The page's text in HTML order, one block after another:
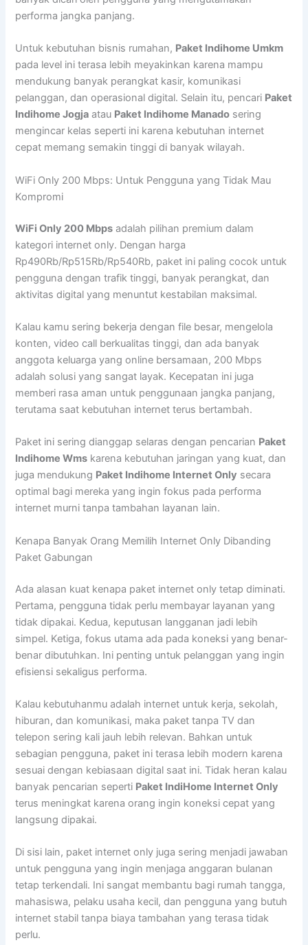
performa jangka panjang.
Untuk kebutuhan bisnis rumahan, Paket Indihome Umkm
pada level ini terasa lebih meyakinkan karena mampu
mendukung banyak perangkat kasir, komunikasi
pelanggan, dan operasional digital. Selain itu, pencari Paket
Indihome Jogja atau Paket Indihome Manado sering
mengincar kelas seperti ini karena kebutuhan internet
cepat memang semakin tinggi di banyak wilayah.
WiFi Only 200 Mbps: Untuk Pengguna yang Tidak Mau
Kompromi
WiFi Only 200 Mbps adalah pilihan premium dalam
kategori internet only. Dengan harga
Rp490Rb/Rp515Rb/Rp540Rb, paket ini paling cocok untuk
pengguna dengan trafik tinggi, banyak perangkat, dan
aktivitas digital yang menuntut kestabilan maksimal.
Kalau kamu sering bekerja dengan file besar, mengelola
konten, video call berkualitas tinggi, dan ada banyak
anggota keluarga yang online bersamaan, 200 Mbps
adalah solusi yang sangat layak. Kecepatan ini juga
memberi rasa aman untuk penggunaan jangka panjang,
terutama saat kebutuhan internet terus bertambah.
Paket ini sering dianggap selaras dengan pencarian Paket
Indihome Wms karena kebutuhan jaringan yang kuat, dan
juga mendukung Paket Indihome Internet Only secara
optimal bagi mereka yang ingin fokus pada performa
internet murni tanpa tambahan layanan lain.
Kenapa Banyak Orang Memilih Internet Only Dibanding
Paket Gabungan
Ada alasan kuat kenapa paket internet only tetap diminati.
Pertama, pengguna tidak perlu membayar layanan yang
tidak dipakai. Kedua, keputusan langganan jadi lebih
simpel. Ketiga, fokus utama ada pada koneksi yang benar-
benar dibutuhkan. Ini penting untuk pelanggan yang ingin
efisiensi sekaligus performa.
Kalau kebutuhanmu adalah internet untuk kerja, sekolah,
hiburan, dan komunikasi, maka paket tanpa TV dan
telepon sering kali jauh lebih relevan. Bahkan untuk
sebagian pengguna, paket ini terasa lebih modern karena
sesuai dengan kebiasaan digital saat ini. Tidak heran kalau
banyak pencarian seperti Paket IndiHome Internet Only
terus meningkat karena orang ingin koneksi cepat yang
langsung dipakai.
Di sisi lain, paket internet only juga sering menjadi jawaban
untuk pengguna yang ingin menjaga anggaran bulanan
tetap terkendali. Ini sangat membantu bagi rumah tangga,
mahasiswa, pelaku usaha kecil, dan pengguna yang butuh
internet stabil tanpa biaya tambahan yang terasa tidak
perlu.